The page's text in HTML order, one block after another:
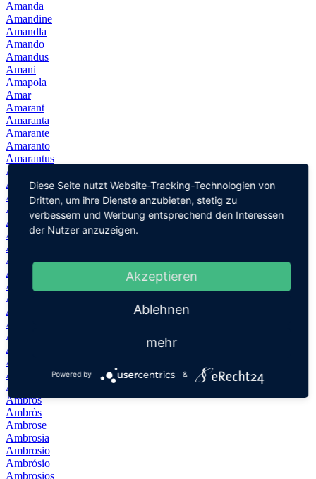
Amanda
Amandine
Amandla
Amando
Amandus
Amani
Amapola
Amar
Amarant
Amaranta
Amarante
Amaranto
Amarantus
Amare
Amarilis
Amarilla
Amaru
Amaryllis
Amat
Amata
Amato
Amatus
Amaury
Amaya
Ámbar
Amber
Ambika
Ambra
Ambre
Ambrogio
Ambroise
Ambros
Ambròs
Ambrose
Ambrosia
Ambrosio
Ambrósio
Ambrosios
Diese Seite nutzt Website-Tracking-Technologien von
Dritten, um ihre Dienste anzubieten, stetig zu
verbessern und Werbung entsprechend den Interessen
der Nutzer anzuzeigen.
Akzeptieren
Ablehnen
mehr
Powered by &